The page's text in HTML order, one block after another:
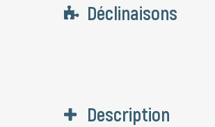
Déclinaisons
Description